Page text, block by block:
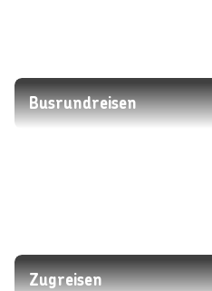
Busrundreisen
Zugreisen